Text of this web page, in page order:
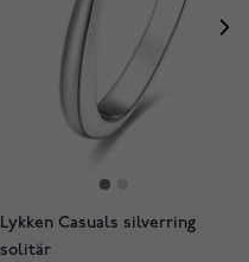
Lykken Casuals silverring
solitär